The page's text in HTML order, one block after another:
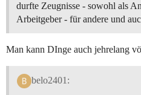
durfte Zeugnisse - sowohl als
Arbeitgeber - für andere und
Man kann DInge auch jehrelang
belo2401: